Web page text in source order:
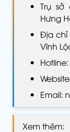
Trụ sở
Hưng
Địa chỉ
Vĩnh
Email:
Xem thêm: